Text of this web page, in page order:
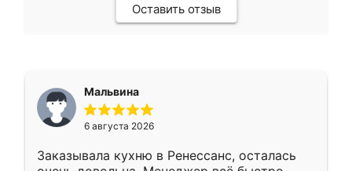
Оставить отзыв
Мальвина
6 августа 2026
Заказывала кухню в Ренессанс, осталась